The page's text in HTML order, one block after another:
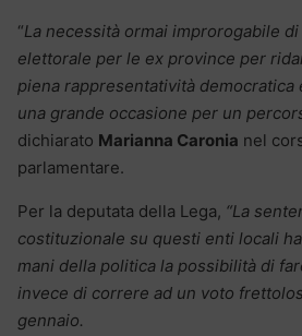
“La necessità ormai improrogabile
elettorale per le ex province per
piena rappresentatività democratica
una grande occasione per un
dichiarato Marianna Caronia nel
parlamentare.
Per la deputata della Lega, “La
costituzionale su questi enti locali
mani della politica la possibilità di
invece di correre ad un voto
gennaio.